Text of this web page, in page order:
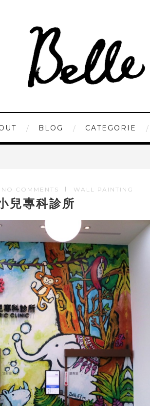
BLOG CATEGORIE
NO COMMENTS WALL PAINTING
兒專科診所